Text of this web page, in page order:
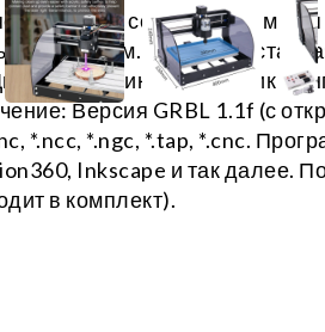
только со шпинделем
300*180 мм. Материал
шарикоподшипник
Версия GRBL 1.1f (с
*.ngc, *.tap, *.cnc.
Inkscape и так далее.
в комплект).